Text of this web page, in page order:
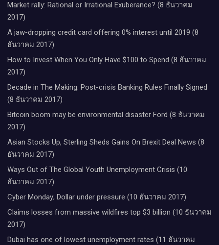
Market rally: Rational or Irrational Exuberance? (8 ธันวาคม
2017)
A jaw-dropping credit card offering 0% interest until 2019 (8
ธันวาคม 2017)
How to Invest When You Only Have $100 to Spend (8 ธันวาคม
2017)
Decade in The Making: Post-crisis Banking Rules Finally Signed
(8 ธันวาคม 2017)
Bitcoin boom may be environmental disaster Ford (8 ธันวาคม
2017)
Asian Stocks Up, Sterling Sheds Gains On Brexit Deal News (8
ธันวาคม 2017)
Ways Out of The Global Youth Unemployment Crisis (10
ธันวาคม 2017)
Cyber Monday; Dollar under pressure (10 ธันวาคม 2017)
Claims losses from massive wildfires top $3 billion (10 ธันวาคม
2017)
Dubai has one of lowest unemployment rates (11 ธันวาคม